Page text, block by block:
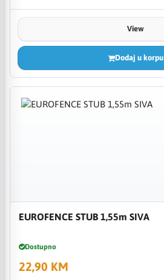
View
Dodaj u korpu
EUROFENCE STUB 1,55m SIVA
Dostupno
22,90 KM